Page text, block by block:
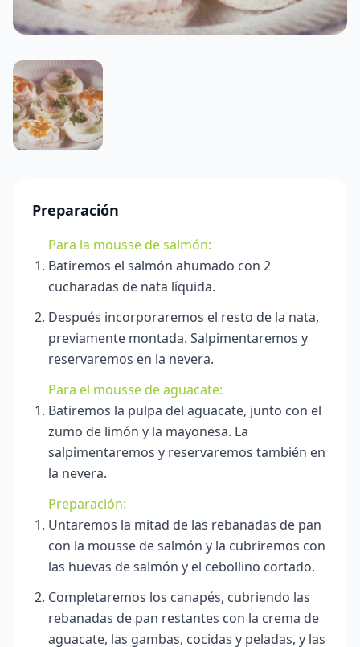
Preparación
Para la mousse de salmón:
Batiremos el salmón ahumado con 2
cucharadas de nata líquida.
Después incorporaremos el resto de la nata,
previamente montada. Salpimentaremos y
reservaremos en la nevera.
Para el mousse de aguacate:
Batiremos la pulpa del aguacate, junto con el
zumo de limón y la mayonesa. La
salpimentaremos y reservaremos también en
la nevera.
Preparación:
Untaremos la mitad de las rebanadas de pan
con la mousse de salmón y la cubriremos con
las huevas de salmón y el cebollino cortado.
Completaremos los canapés, cubriendo las
rebanadas de pan restantes con la crema de
aguacate, las gambas, cocidas y peladas, y las